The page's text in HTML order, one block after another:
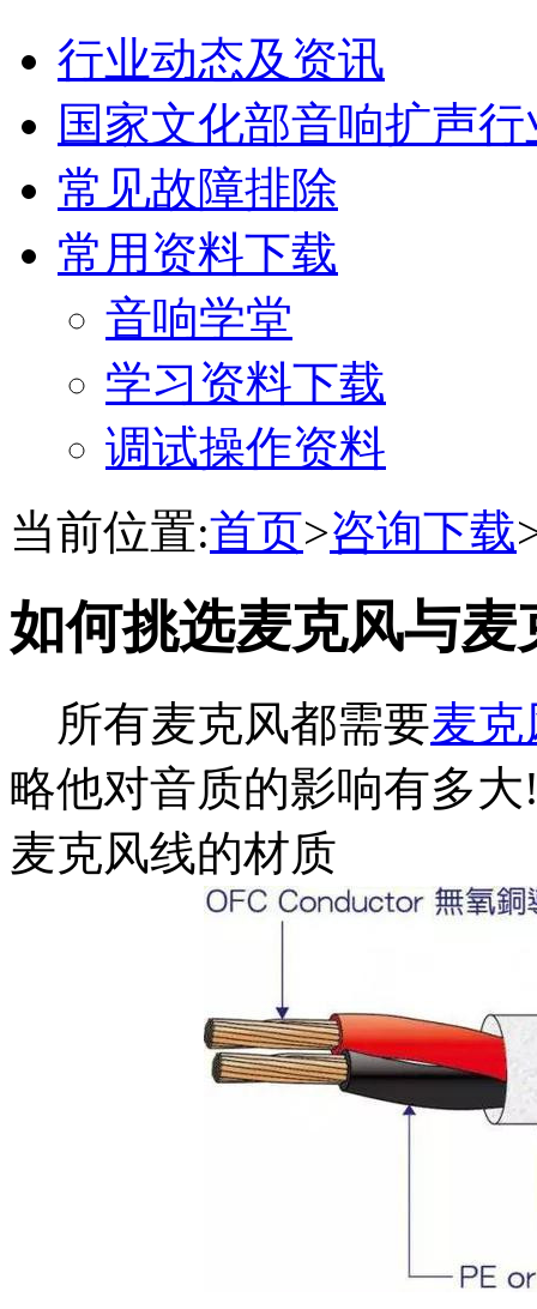
行业动态及资讯
国家文化部音响扩声
常见故障排除
常用资料下载
音响学堂
学习资料下载
调试操作资料
当前位置:首页>咨询下载
如何挑选麦克风与麦
所有麦克风都需要麦克
略他对音质的影响有多
麦克风线的材质